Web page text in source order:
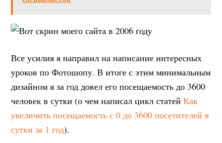
Все усилия я направил на написание интересных
уроков по Фотошопу. В итоге с этим минимальным
дизайном я за год довел его посещаемость до 3600
человек в сутки (о чем написал цикл статейКак
увеличить посещаемость с 0 до 3600 посетителей в
сутки за 1 год).